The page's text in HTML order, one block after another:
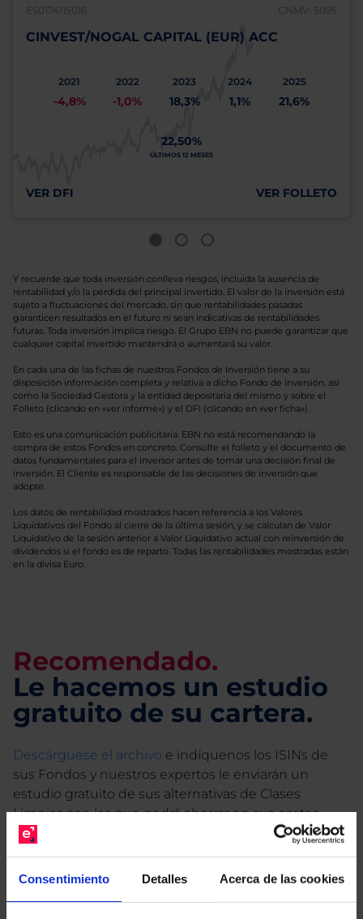
Consentimiento Detalles Acerca de las cookies
ES0174115016 CNMV: 5095
CINVEST/NOGAL CAPITAL (EUR) ACC
2021
-4,8%
2022
-1,0%
2023
18,3%
2024
1,1%
2025
21,6%
22,50%
ÚLTIMOS 12 MESES
VER DFI VER FOLLETO
Y recuerde que toda inversión conlleva riesgos, incluida la ausencia de
rentabilidad y/o la pérdida del principal invertido. El valor de la inversión está
sujeto a fluctuaciones del mercado, sin que rentabilidades pasadas
garanticen resultados en el futuro ni sean indicativas de rentabilidades
futuras. Toda inversión implica riesgo. El Grupo EBN no puede garantizar que
cualquier capital invertido mantendrá o aumentará su valor.
En cada una de las fichas de nuestros Fondos de Inversión tiene a su
disposición información completa y relativa a dicho Fondo de Inversión, así
como la Sociedad Gestora y la entidad depositaria del mismo y sobre el
Folleto (clicando en «ver informe») y el DFI (clicando en «ver ficha»).
Esto es una comunicación publicitaria. EBN no está recomendando la
compra de estos Fondos en concreto. Consulte el folleto y el documento de
datos fundamentales para el inversor antes de tomar una decisión final de
inversión. El Cliente es responsable de las decisiones de inversión que
adopte.
Los datos de rentabilidad mostrados hacen referencia a los Valores
Liquidativos del Fondo al cierre de la última sesión, y se calculan de Valor
Liquidativo de la sesión anterior a Valor Liquidativo actual con reinversión de
dividendos si el fondo es de reparto. Todas las rentabilidades mostradas están
en la divisa Euro.
Recomendado.
Le hacemos un estudio
gratuito de su cartera.
Descárguese el archivo e indíquenos los ISINs de
sus Fondos y nuestros expertos le enviarán un
estudio gratuito de sus alternativas de Clases
Limpias con las que podrá ahorrar en sus costes.